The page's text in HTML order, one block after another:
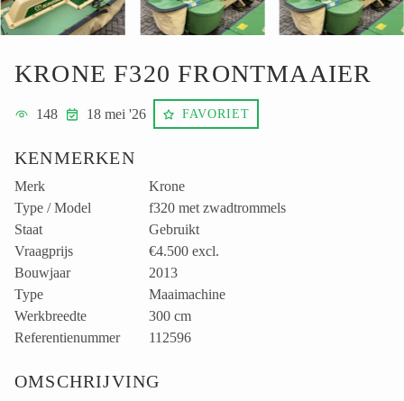
KRONE F320 FRONTMAAIER
148 18 mei '26 FAVORIET
KENMERKEN
Merk
Krone
Type / Model
f320 met zwadtrommels
Staat
Gebruikt
Vraagprijs
€4.500 excl.
Bouwjaar
2013
Type
Maaimachine
Werkbreedte
300 cm
Referentienummer
112596
OMSCHRIJVING